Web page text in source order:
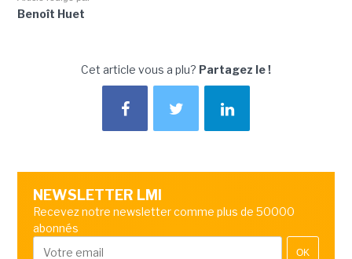
Benoît Huet
Cet article vous a plu? Partagez le !
NEWSLETTER LMI
Recevez notre newsletter comme plus de 50000
abonnés
OK